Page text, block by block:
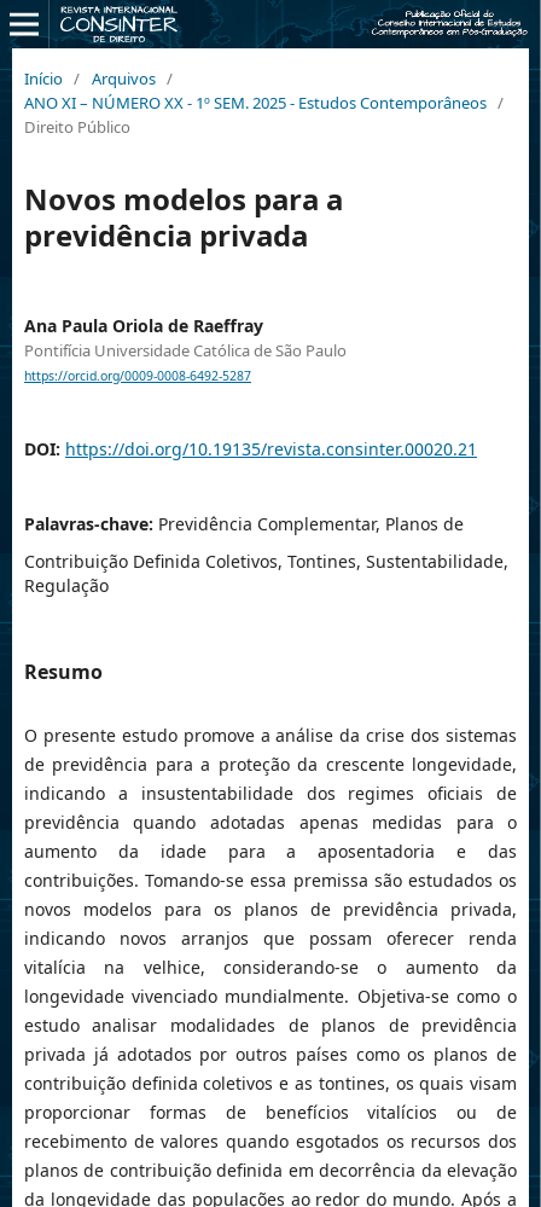
Início / Arquivos /
ANO XI – NÚMERO XX - 1º SEM. 2025 - Estudos Contemporâneos /
Direito Público
Novos modelos para a
previdência privada
Ana Paula Oriola de Raeffray
Pontifícia Universidade Católica de São Paulo
https://orcid.org/0009-0008-6492-5287
DOI: https://doi.org/10.19135/revista.consinter.00020.21
Palavras-chave: Previdência Complementar, Planos de
Contribuição Definida Coletivos, Tontines, Sustentabilidade,
Regulação
Resumo
O presente estudo promove a análise da crise dos sistemas
de previdência para a proteção da crescente longevidade,
indicando a insustentabilidade dos regimes oficiais de
previdência quando adotadas apenas medidas para o
aumento da idade para a aposentadoria e das
contribuições. Tomando-se essa premissa são estudados os
novos modelos para os planos de previdência privada,
indicando novos arranjos que possam oferecer renda
vitalícia na velhice, considerando-se o aumento da
longevidade vivenciado mundialmente. Objetiva-se como o
estudo analisar modalidades de planos de previdência
privada já adotados por outros países como os planos de
contribuição definida coletivos e as tontines, os quais visam
proporcionar formas de benefícios vitalícios ou de
recebimento de valores quando esgotados os recursos dos
planos de contribuição definida em decorrência da elevação
da longevidade das populações ao redor do mundo. Após a